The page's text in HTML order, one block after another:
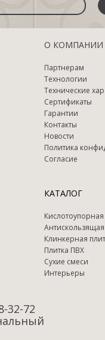
О КОМПАНИИ
Партнерам
Технологии
Технические
Сертификаты
Гарантии
Контакты
Новости
Политика
Согласие
КАТАЛОГ
Кислотоупорная
Антискользящая
Клинкерная
Плитка ПВХ
Сухие смеси
Интерьеры
32-72